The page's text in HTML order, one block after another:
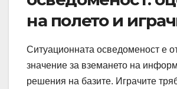
на полето и
Ситуационната осведоменост е
значение за вземането на
решения на базите. Играчите